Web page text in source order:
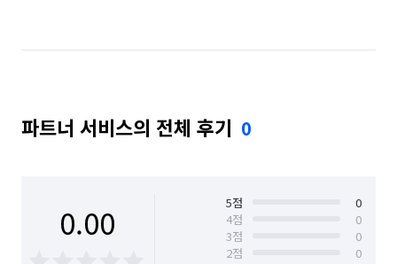
인천 중구 경기 화성시 동탄구 경기 화성시 효행구
파트너 서비스의 전체 후기 0
0.00 5점
0
4점
0
3점
0
2점
0